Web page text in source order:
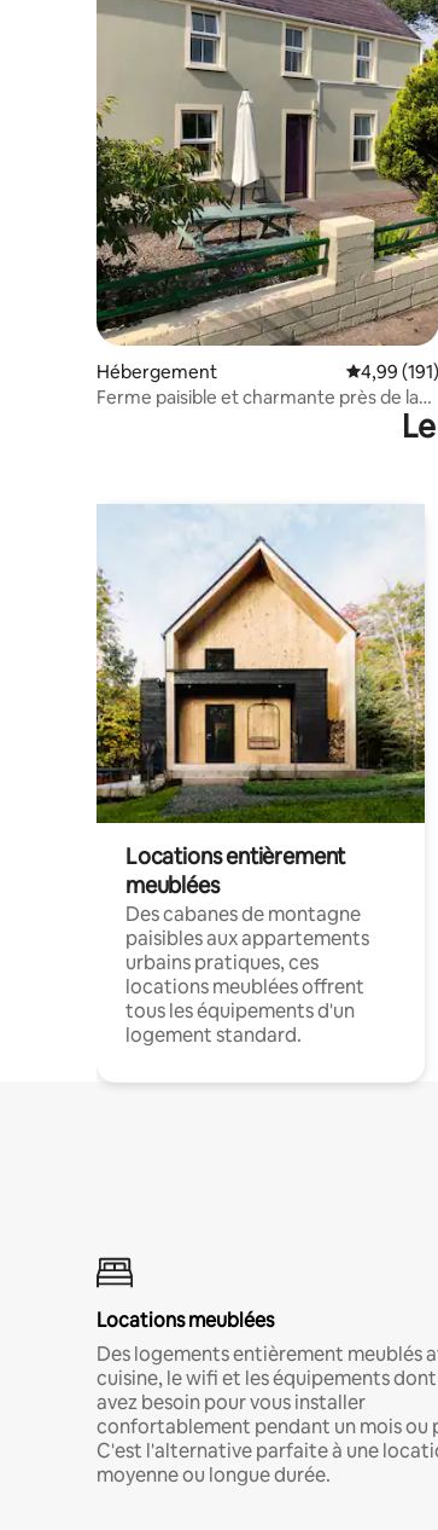
Hébergement Évaluation
4,99 (191)
Ferme paisible et charmante près de la
Locations entièrement
meublées
Des cabanes de montagne
paisibles aux appartements
urbains pratiques, ces
locations meublées offrent
tous les équipements d'un
logement standard.
Locations meublées
Des logements entièrement meublés
cuisine, le wifi et les équipements
avez besoin pour vous installer
confortablement pendant un mois ou
C'est l'alternative parfaite à une
moyenne ou longue durée.